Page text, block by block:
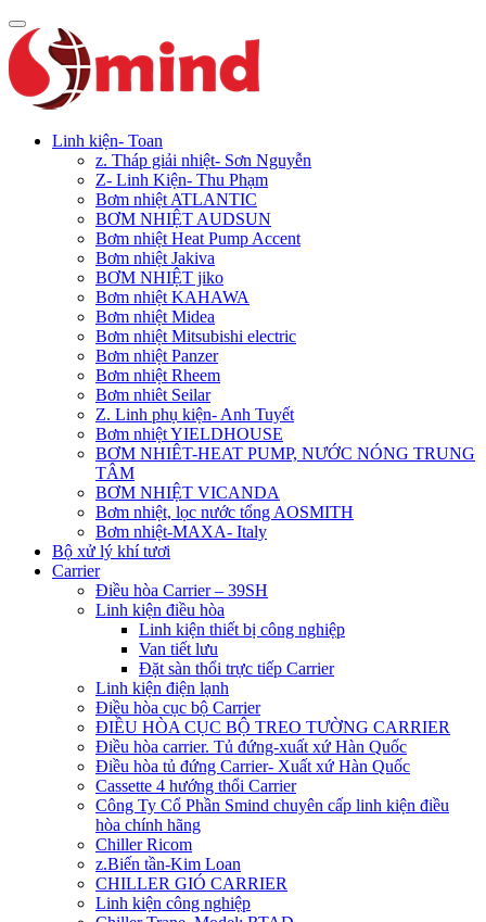
Linh kiện- Toan
z. Tháp giải nhiệt- Sơn Nguyễn
Z- Linh Kiện- Thu Phạm
Bơm nhiệt ATLANTIC
BƠM NHIỆT AUDSUN
Bơm nhiệt Heat Pump Accent
Bơm nhiệt Jakiva
BƠM NHIỆT jiko
Bơm nhiệt KAHAWA
Bơm nhiệt Midea
Bơm nhiệt Mitsubishi electric
Bơm nhiệt Panzer
Bơm nhiệt Rheem
Bơm nhiêt Seilar
Z. Linh phụ kiện- Anh Tuyết
Bơm nhiệt YIELDHOUSE
BƠM NHIÊT-HEAT PUMP, NƯỚC NÓNG TRUNG
TÂM
BƠM NHIỆT VICANDA
Bơm nhiệt, lọc nước tổng AOSMITH
Bơm nhiệt-MAXA- Italy
Bộ xử lý khí tươi
Carrier
Điều hòa Carrier – 39SH
Linh kiện điều hòa
Linh kiện thiết bị công nghiệp
Van tiết lưu
Đặt sàn thổi trực tiếp Carrier
Linh kiện điện lạnh
Điều hòa cục bộ Carrier
ĐIỀU HÒA CỤC BỘ TREO TƯỜNG CARRIER
Điều hòa carrier. Tủ đứng-xuất xứ Hàn Quốc
Điều hòa tủ đứng Carrier- Xuất xứ Hàn Quốc
Cassette 4 hướng thổi Carrier
Công Ty Cổ Phần Smind chuyên cấp linh kiện điều
hòa chính hãng
Chiller Ricom
z.Biến tần-Kim Loan
CHILLER GIÓ CARRIER
Linh kiện công nghiệp